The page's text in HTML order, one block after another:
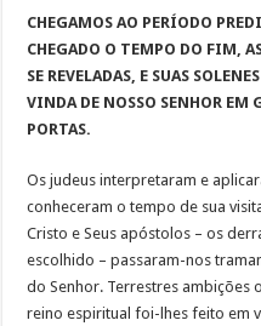
CHEGAMOS AO PERÍODO
CHEGADO O TEMPO DO FIM,
SE REVELADAS, E SUAS
VINDA DE NOSSO SENHOR EM
PORTAS.
Os judeus interpretaram e
conheceram o tempo de sua
Cristo e Seus apóstolos – os
escolhido – passaram-nos
do Senhor. Terrestres ambições
reino espiritual foi-lhes feito em